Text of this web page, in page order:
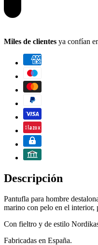
Miles de clientes ya confían
Descripción
Pantufla para hombre
marino con pelo en el interior,
Con fieltro y de estilo
Fabricadas en España.